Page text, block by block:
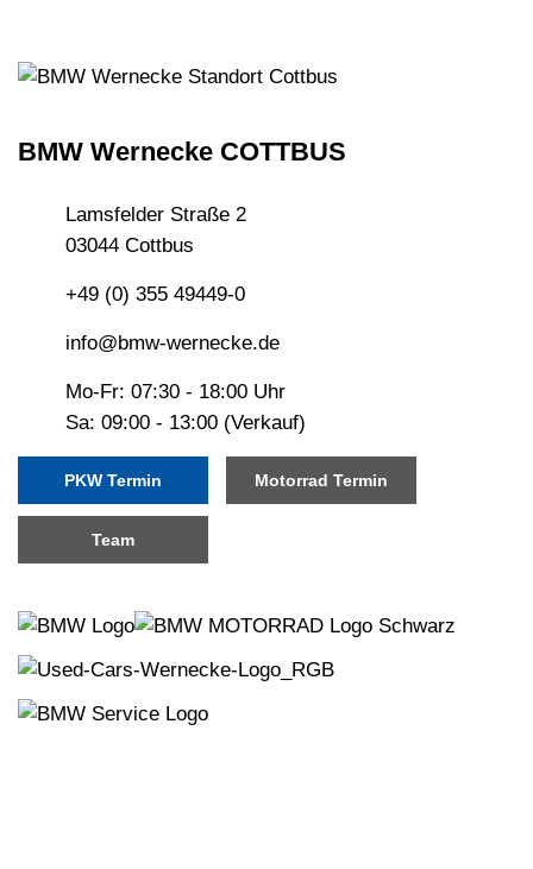
BMW Wernecke COTTBUS
Lamsfelder Straße 2
03044 Cottbus
+49 (0) 355 49449-0
info@bmw-wernecke.de
Mo-Fr: 07:30 - 18:00 Uhr
Sa: 09:00 - 13:00 (Verkauf)
PKW Termin Motorrad Termin
Team